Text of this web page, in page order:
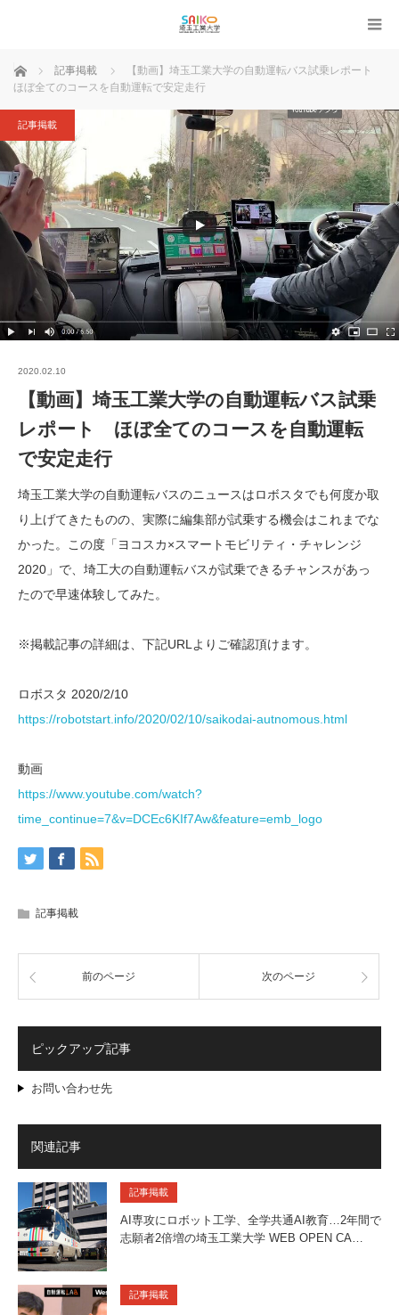
ホーム 記事掲載
【動画】埼玉工業大学の自動運転バス試乗レポート
ほぼ全てのコースを自動運転で安定走行
記事掲載
2020.02.10
【動画】埼玉工業大学の自動運転バス試乗
レポート ほぼ全てのコースを自動運転
で安定走行
埼玉工業大学の自動運転バスのニュースはロボスタでも何度か取
り上げてきたものの、実際に編集部が試乗する機会はこれまでな
かった。この度「ヨコスカ×スマートモビリティ・チャレンジ
2020」で、埼工大の自動運転バスが試乗できるチャンスがあっ
たので早速体験してみた。
※掲載記事の詳細は、下記URLよりご確認頂けます。
ロボスタ 2020/2/10
https://robotstart.info/2020/02/10/saikodai-autnomous.html
動画
https://www.youtube.com/watch?
time_continue=7&v=DCEc6KIf7Aw&feature=emb_logo
記事掲載
前のページ 次のページ
ピックアップ記事
お問い合わせ先
関連記事
記事掲載
AI専攻にロボット工学、全学共通AI教育…2年間で
志願者2倍増の埼玉工業大学 WEB OPEN CA…
記事掲載